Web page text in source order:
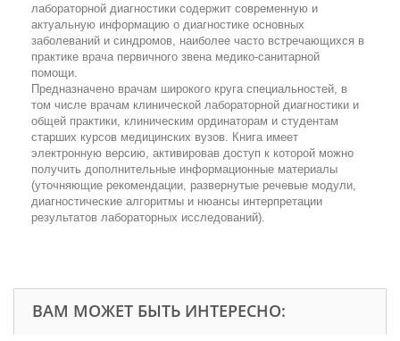
лабораторной диагностики содержит современную и
актуальную информацию о диагностике основных
заболеваний и синдромов, наиболее часто встречающихся в
практике врача первичного звена медико-санитарной
помощи.
Предназначено врачам широкого круга специальностей, в
том числе врачам клинической лабораторной диагностики и
общей практики, клиническим ординаторам и студентам
старших курсов медицинских вузов. Книга имеет
электронную версию, активировав доступ к которой можно
получить дополнительные информационные материалы
(уточняющие рекомендации, развернутые речевые модули,
диагностические алгоритмы и нюансы интерпретации
результатов лабораторных исследований).
ВАМ МОЖЕТ БЫТЬ ИНТЕРЕСНО: